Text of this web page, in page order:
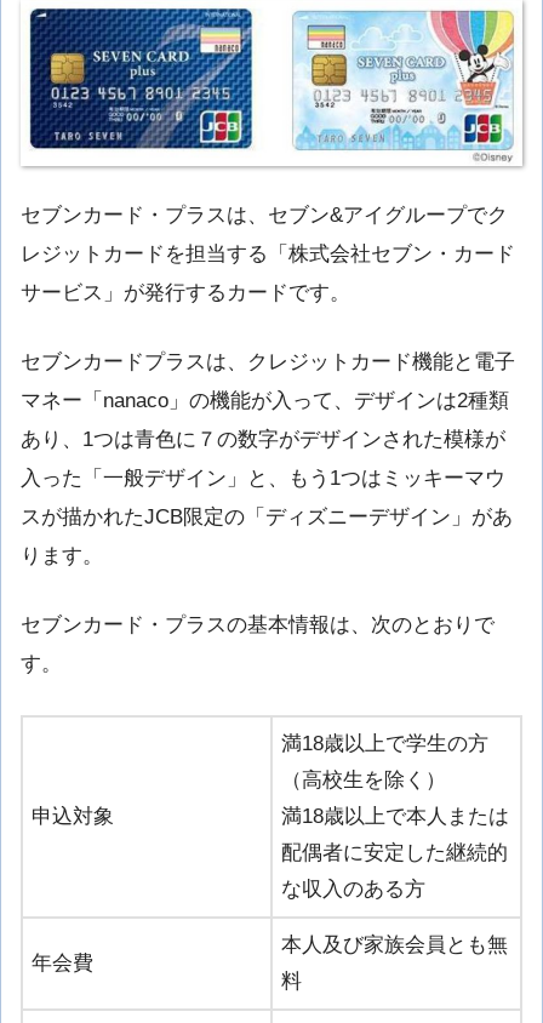
セブンカード・プラスは、セブン&アイグループでク
レジットカードを担当する「株式会社セブン・カード
サービス」が発行するカードです。
セブンカードプラスは、クレジットカード機能と電子
マネー「nanaco」の機能が入って、デザインは2種類
あり、1つは青色に７の数字がデザインされた模様が
入った「一般デザイン」と、もう1つはミッキーマウ
スが描かれたJCB限定の「ディズニーデザイン」があ
ります。
セブンカード・プラスの基本情報は、次のとおりで
す。
申込対象
満18歳以上で学生の方
（高校生を除く）
満18歳以上で本人または
配偶者に安定した継続的
な収入のある方
年会費
本人及び家族会員とも無
料